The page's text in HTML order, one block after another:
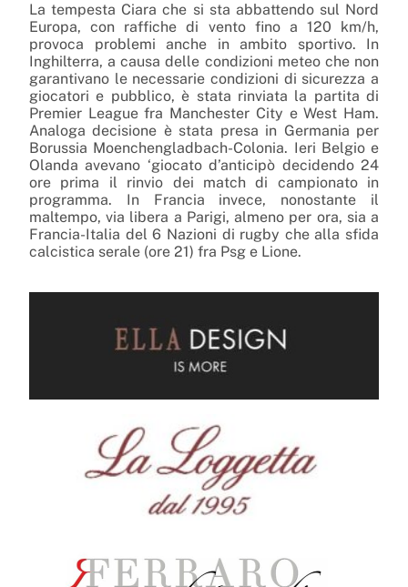
La tempesta Ciara che si sta abbattendo sul Nord
Europa, con raffiche di vento fino a 120 km/h,
provoca problemi anche in ambito sportivo. In
Inghilterra, a causa delle condizioni meteo che non
garantivano le necessarie condizioni di sicurezza a
giocatori e pubblico, è stata rinviata la partita di
Premier League fra Manchester City e West Ham.
Analoga decisione è stata presa in Germania per
Borussia Moenchengladbach-Colonia. Ieri Belgio e
Olanda avevano ‘giocato d’anticipò decidendo 24
ore prima il rinvio dei match di campionato in
programma. In Francia invece, nonostante il
maltempo, via libera a Parigi, almeno per ora, sia a
Francia-Italia del 6 Nazioni di rugby che alla sfida
calcistica serale (ore 21) fra Psg e Lione.